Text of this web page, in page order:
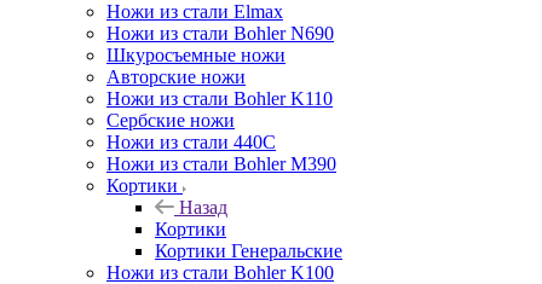
Ножи из стали Elmax
Ножи из стали Bohler N690
Шкуросъемные ножи
Авторские ножи
Ножи из стали Bohler K110
Сербские ножи
Ножи из стали 440С
Ножи из стали Bohler M390
Кортики
Назад
Кортики
Кортики Генеральские
Ножи из стали Bohler K100